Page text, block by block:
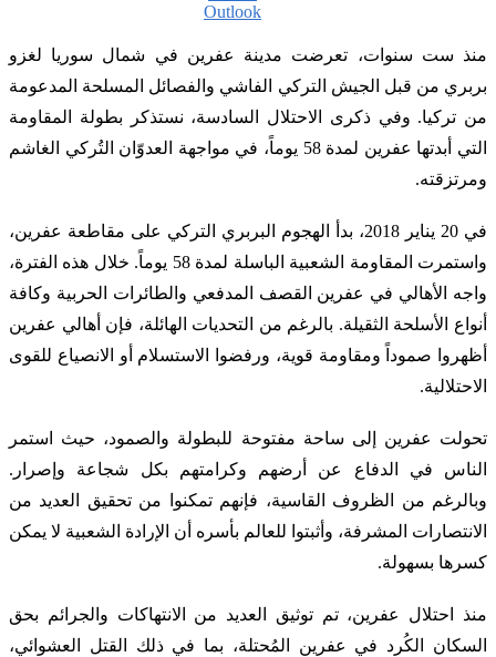
Outlook
منذ ست سنوات، تعرضت مدينة عفرين في شمال سوريا لغزو
بربري من قبل الجيش التركي الفاشي والفصائل المسلحة المدعومة
من تركيا. وفي ذكرى الاحتلال السادسة، نستذكر بطولة المقاومة
التي أبدتها عفرين لمدة 58 يوماً، في مواجهة العدوّان التُركي الغاشم
ومرتزقته.
في 20 يناير 2018، بدأ الهجوم البربري التركي على مقاطعة عفرين،
واستمرت المقاومة الشعبية الباسلة لمدة 58 يوماً. خلال هذه الفترة،
واجه الأهالي في عفرين القصف المدفعي والطائرات الحربية وكافة
أنواع الأسلحة الثقيلة. بالرغم من التحديات الهائلة، فإن أهالي عفرين
أظهروا صموداً ومقاومة قوية، ورفضوا الاستسلام أو الانصياع للقوى
الاحتلالية.
تحولت عفرين إلى ساحة مفتوحة للبطولة والصمود، حيث استمر
الناس في الدفاع عن أرضهم وكرامتهم بكل شجاعة وإصرار.
وبالرغم من الظروف القاسية، فإنهم تمكنوا من تحقيق العديد من
الانتصارات المشرفة، وأثبتوا للعالم بأسره أن الإرادة الشعبية لا يمكن
كسرها بسهولة.
منذ احتلال عفرين، تم توثيق العديد من الانتهاكات والجرائم بحق
السكان الكُرد في عفرين المُحتلة، بما في ذلك القتل العشوائي،